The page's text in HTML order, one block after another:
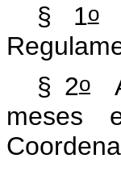
§ 1o
§ 2oA
meses